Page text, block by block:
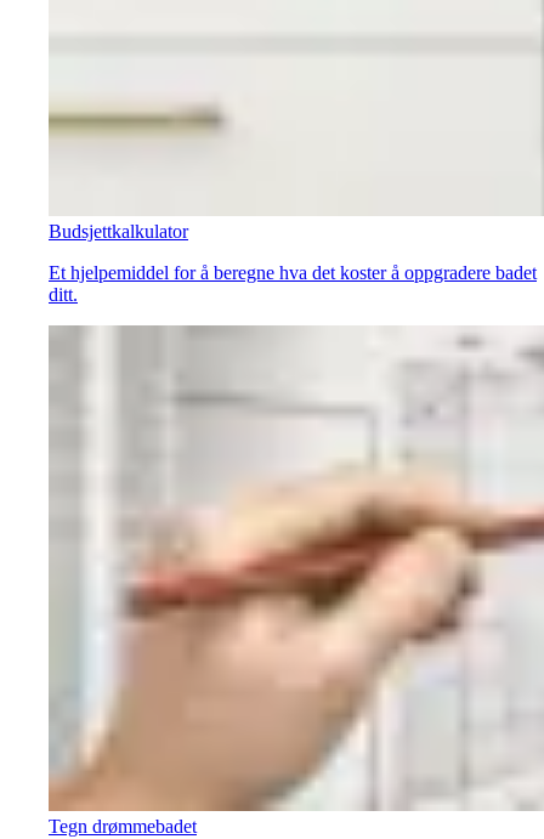
Budsjettkalkulator
Et hjelpemiddel for å beregne hva det koster å oppgradere badet
ditt.
Tegn drømmebadet